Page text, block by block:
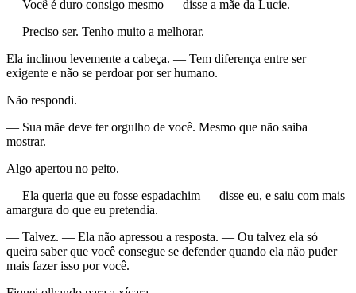
— Você é duro consigo mesmo — disse a mãe da Lucie.
— Preciso ser. Tenho muito a melhorar.
Ela inclinou levemente a cabeça. — Tem diferença entre ser
exigente e não se perdoar por ser humano.
Não respondi.
— Sua mãe deve ter orgulho de você. Mesmo que não saiba
mostrar.
Algo apertou no peito.
— Ela queria que eu fosse espadachim — disse eu, e saiu com mais
amargura do que eu pretendia.
— Talvez. — Ela não apressou a resposta. — Ou talvez ela só
queira saber que você consegue se defender quando ela não puder
mais fazer isso por você.